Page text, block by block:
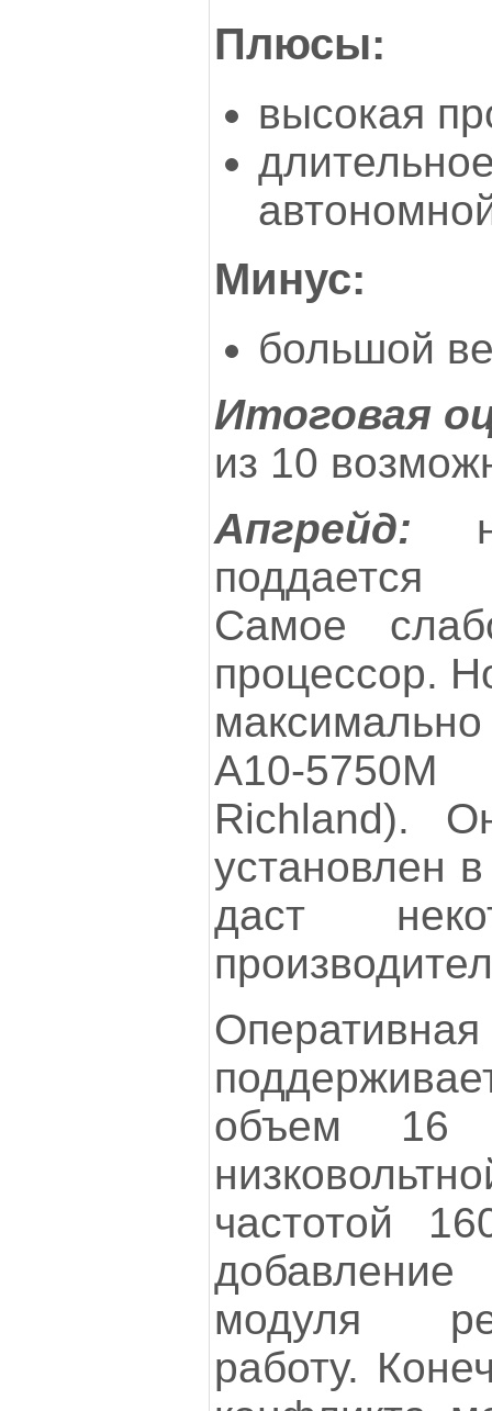
Плюсы:
высокая
Минус:
большой
Итоговая
из 10
Апгрейд:
Самое
процессор.
A10-
Richland).
установлен
даст
объем 16
частотой
модуля
работу.